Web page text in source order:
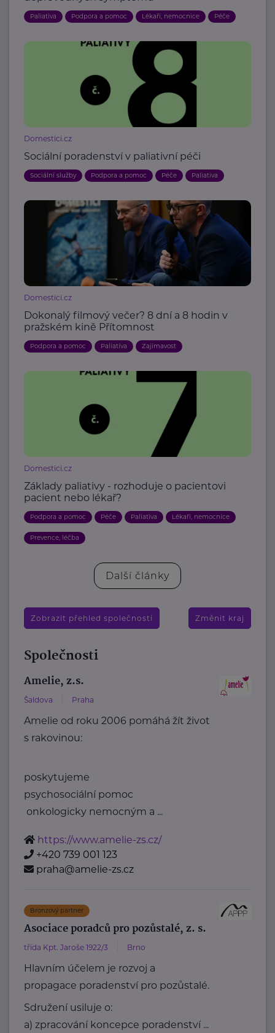
Paliativa Podpora a pomoc Lékaři, nemocnice Péče
Domestici.cz
Sociální poradenství v paliativní péči
Sociální služby Podpora a pomoc Péče Paliativa
Domestici.cz
Dokonalý filmový večer? 8 dní a 8 hodin v
pražském kině Přítomnost
Podpora a pomoc Paliativa Zajímavost
Domestici.cz
Základy paliativy - rozhoduje o pacientovi
pacient nebo lékař?
Podpora a pomoc Péče Paliativa Lékaři, nemocnice
Prevence, léčba
Další články
Zobrazit přehled společností Změnit kraj
Společnosti
Amelie, z.s.
Šaldova Praha
Amelie od roku 2006 pomáhá žít život
s rakovinou:
poskytujeme
psychosociální pomoc
onkologicky nemocným a ...
https://www.amelie-zs.cz/
+420 739 001 123
praha@amelie-zs.cz
Bronzový partner
Asociace poradců pro pozůstalé, z. s.
třída Kpt. Jaroše 1922/3 Brno
Hlavním účelem je rozvoj a
propagace poradenství pro pozůstalé.
Sdružení usiluje o:
a) zpracování koncepce poradenství ...